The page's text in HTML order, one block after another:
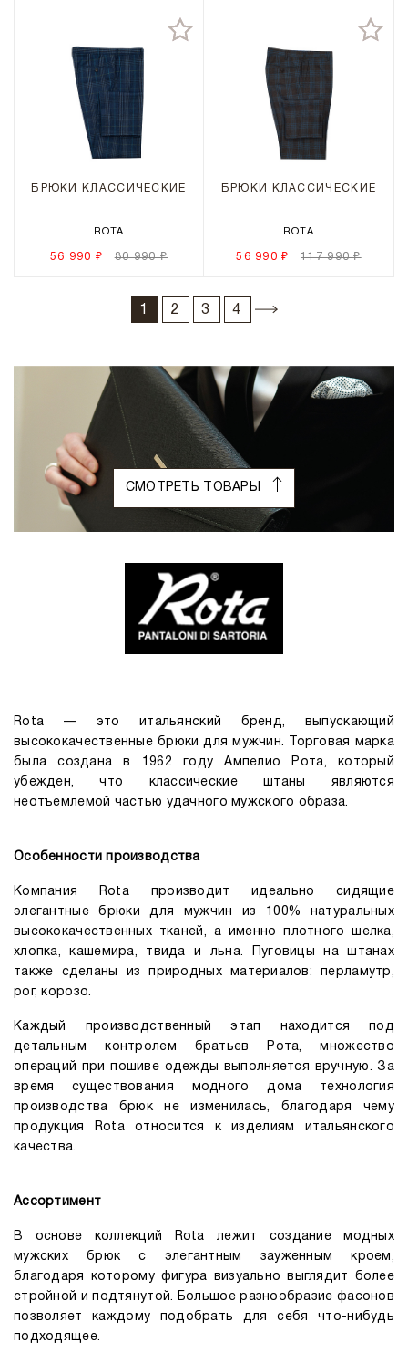
БРЮКИ КЛАССИЧЕСКИЕ
ROTA
56 990 ₽ 80 990 ₽
БРЮКИ КЛАССИЧЕСКИЕ
ROTA
56 990 ₽ 117 990 ₽
1 2 3 4
СМОТРЕТЬ ТОВАРЫ
Rota — это итальянский бренд, выпускающий
высококачественные брюки для мужчин. Торговая марка
была создана в 1962 году Ампелио Рота, который
убежден, что классические штаны являются
неотъемлемой частью удачного мужского образа.
Особенности производства
Компания Rota производит идеально сидящие
элегантные брюки для мужчин из 100% натуральных
высококачественных тканей, а именно плотного шелка,
хлопка, кашемира, твида и льна. Пуговицы на штанах
также сделаны из природных материалов: перламутр,
рог, корозо.
Каждый производственный этап находится под
детальным контролем братьев Рота, множество
операций при пошиве одежды выполняется вручную. За
время существования модного дома технология
производства брюк не изменилась, благодаря чему
продукция Rota относится к изделиям итальянского
качества.
Ассортимент
В основе коллекций Rota лежит создание модных
мужских брюк с элегантным зауженным кроем,
благодаря которому фигура визуально выглядит более
стройной и подтянутой. Большое разнообразие фасонов
позволяет каждому подобрать для себя что-нибудь
подходящее.